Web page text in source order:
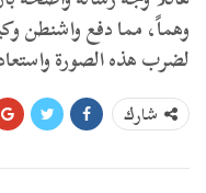
وهماً، مما دفع واشنطن
لضرب هذه الصورة
شارك